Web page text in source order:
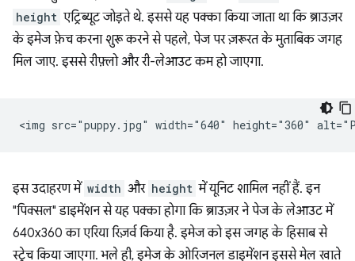
height एट्रिब्यूट जोड़ते थे. इससे यह पक्का किया जाता था कि ब्राउज़र
के इमेज फ़ेच करना शुरू करने से पहले, पेज पर ज़रूरत के मुताबिक जगह
मिल जाए. इससे रीफ़्लो और री-लेआउट कम हो जाएगा.
इस उदाहरण में width और height में यूनिट शामिल नहीं हैं. इन
"पिक्सल" डाइमेंशन से यह पक्का होगा कि ब्राउज़र ने पेज के लेआउट में
640x360 का एरिया रिज़र्व किया है. इमेज को इस जगह के हिसाब से
स्ट्रेच किया जाएगा. भले ही, इमेज के ओरिजनल डाइमेंशन इससे मेल खाते